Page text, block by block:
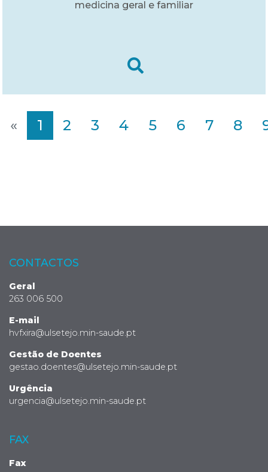
medicina geral e familiar
« 1 2 3 4 5 6 7 8
CONTACTOS
Geral
263 006 500
E-mail
hvfxira@ulsetejo.min-saude.pt
Gestão de Doentes
gestao.doentes@ulsetejo.min-saude.pt
Urgência
urgencia@ulsetejo.min-saude.pt
FAX
Fax